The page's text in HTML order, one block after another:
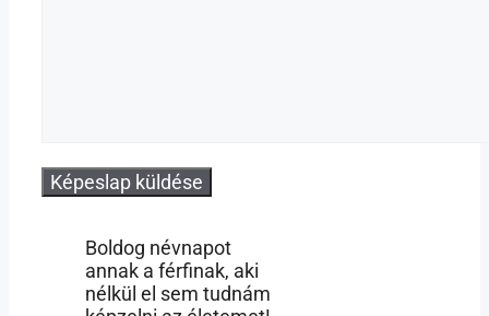
Boldog névnapot
annak a férfinak, aki
nélkül el sem tudnám